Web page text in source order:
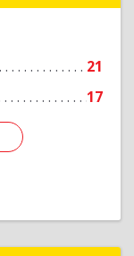
21
17